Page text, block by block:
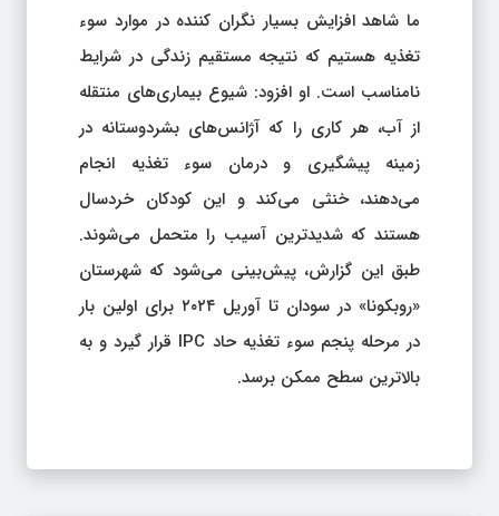
ما شاهد افزایش بسیار نگران کننده در موارد سوء
تغذیه هستیم که نتیجه مستقیم زندگی در شرایط
نامناسب است. او افزود: شیوع بیماری‌های منتقله
از آب، هر کاری را که آژانس‌های بشردوستانه در
زمینه پیشگیری و درمان سوء تغذیه انجام
می‌دهند، خنثی می‌کند و این کودکان خردسال
هستند که شدیدترین آسیب را متحمل می‌شوند.
طبق این گزارش، پیش‌بینی می‌شود که شهرستان
«روبکونا» در سودان تا آوریل ۲۰۲۴ برای اولین بار
در مرحله پنجم سوء تغذیه حاد IPC قرار گیرد و به
بالاترین سطح ممکن برسد.